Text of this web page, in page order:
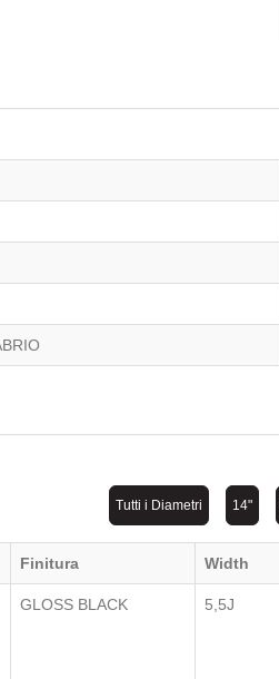
Tutti i Diametri 14"
Finitura Width
GLOSS BLACK 5,5J